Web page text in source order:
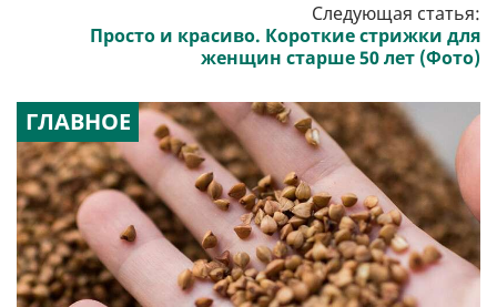
Следующая статья:
Просто и красиво. Короткие стрижки для
женщин старше 50 лет (Фото)
ГЛАВНОЕ